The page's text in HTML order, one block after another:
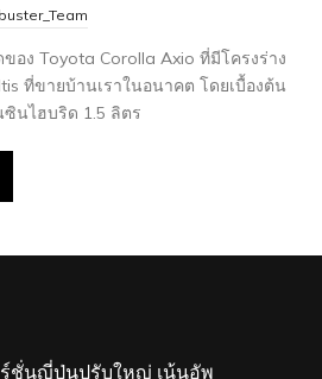
ง Toyota Corolla Axio ที่มีโครงร่าง
ที่ขายบ้านเราในอนาคต โดยเบื้องต้น
นไฮบริด 1.5 ลิตร
วอร์ชั่นญี่ปุ่นปรับใหญ่ เน้นอัพ